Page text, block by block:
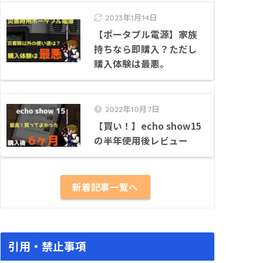
2023年1月14日
【ポータブル電源】家族
持ちなら即購入？ただし
購入体験は最悪。
2022年10月7日
【買い！】echo show15
の半年使用後レビュー
新着記事一覧へ
引用・禁止事項